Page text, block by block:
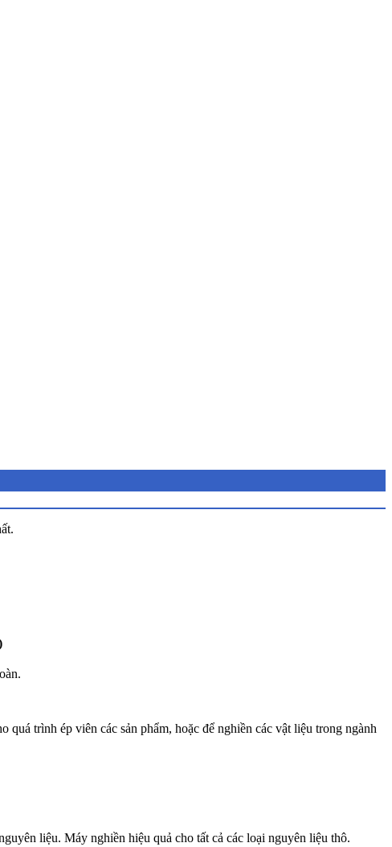
trình ép viên các sản phẩm, hoặc để nghiền các vật liệu trong ngành
liệu. Máy nghiền hiệu quả cho tất cả các loại nguyên liệu thô.